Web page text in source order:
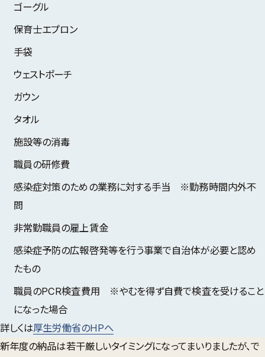
ゴーグル
保育士エプロン
手袋
ウェストポーチ
ガウン
タオル
施設等の消毒
職員の研修費
感染症対策のための業務に対する手当 ※勤務時間内外不
問
非常勤職員の雇上賃金
感染症予防の広報啓発等を行う事業で自治体が必要と認め
たもの
職員のPCR検査費用 ※やむを得ず自費で検査を受けること
になった場合
詳しくは厚生労働省のHPへ
新年度の納品は若干厳しいタイミングになってまいりましたが、で